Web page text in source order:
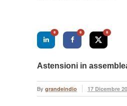
0 0 0
Astensioni in
By grandeindio 17 Dicembre